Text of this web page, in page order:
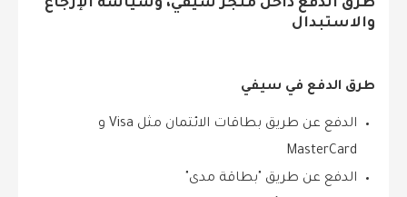
طرق الدفع داخل متجر سيفي، وسياسة الإرجاع
والاستبدال
طرق الدفع في سيفي
الدفع عن طريق بطاقات الائتمان مثل Visa و
MasterCard
الدفع عن طريق "بطاقة مدى"